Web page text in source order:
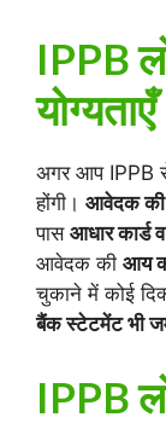
IPPB
योग्यताएँ
अगर आप IPPB से
होंगी। आवेदक की
पास आधार कार्ड
आवेदक की आय
चुकाने में कोई
बैंक स्टेटमेंट भी
IPPB